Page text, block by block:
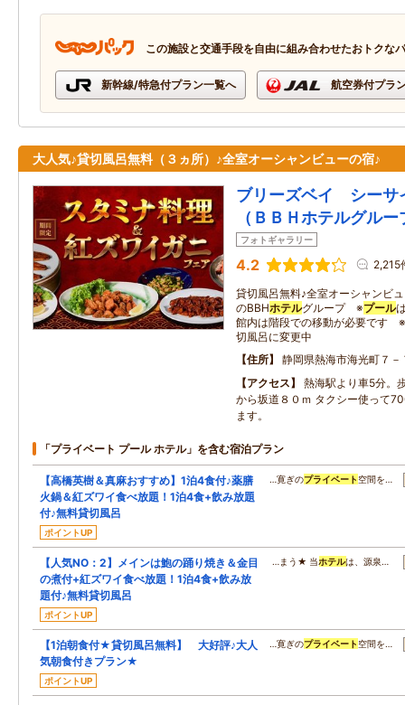
この施設と交通手段を自由に組み合わせたおトクな
新幹線/特急付プラン一覧へ 航空券付プラ
大人気♪貸切風呂無料（３ヵ所）♪全室オーシャンビューの宿♪
ブリーズベイ シーサ
（ＢＢＨホテルグルー
フォトギャラリー
4.2 2,215
貸切風呂無料♪全室オーシャンビ
のBBHホテルグループ ※プール
館内は階段での移動が必要です
切風呂に変更中
住所
静岡県熱海市海光町７－
アクセス
熱海駅より車5分。
から坂道８０ｍ タクシー使って
ます。
「プライベート プール ホテル」を含む宿泊プラン
【高橋英樹＆真麻おすすめ】1泊4食付♪薬膳
火鍋＆紅ズワイ食べ放題！1泊4食+飲み放題
付♪無料貸切風呂
ポイントUP
…寛ぎのプライベート 空間を…
【人気NO：2】メインは鮑の踊り焼き＆金目
の煮付+紅ズワイ食べ放題！1泊4食+飲み放
題付♪無料貸切風呂
ポイントUP
…まう★ 当ホテルは、源泉…
【1泊朝食付★貸切風呂無料】 大好評♪大人
気朝食付きプラン★
ポイントUP
…寛ぎのプライベート 空間を…